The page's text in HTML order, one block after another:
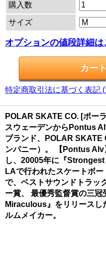
購入数
サイズ
オプションの値段詳細は
特定商取引法に基づく表記
POLAR SKATE CO. [ポー
スウェーデンからPontus
ブランド、POLAR SKATE
ンパニー）。 【Pontus
し、20005年に『
LAで行われたスケートボ
で、ベストサウンドトラッ
ー賞、 最優秀監督賞の三
Miraculous』をリリースし
ルムメイカー。